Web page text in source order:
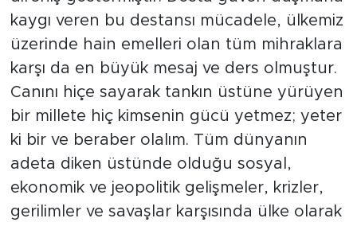
kaygı veren bu destansı mücadele, ülkemiz
üzerinde hain emelleri olan tüm mihraklara
karşı da en büyük mesaj ve ders olmuştur.
Canını hiçe sayarak tankın üstüne yürüyen
bir millete hiç kimsenin gücü yetmez; yeter
ki bir ve beraber olalım. Tüm dünyanın
adeta diken üstünde olduğu sosyal,
ekonomik ve jeopolitik gelişmeler, krizler,
gerilimler ve savaşlar karşısında ülke olarak